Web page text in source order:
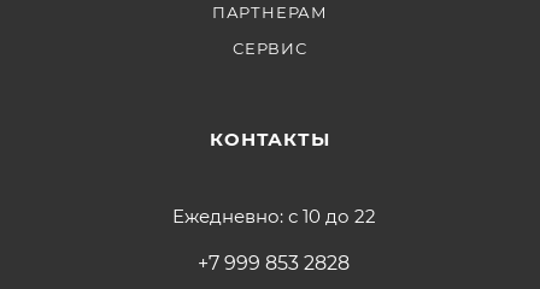
ПАРТНЕРАМ
СЕРВИС
КОНТАКТЫ
Ежедневно: с 10 до 22
+7 999 853 2828